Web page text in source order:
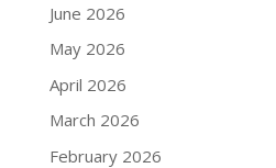
June 2026
May 2026
April 2026
March 2026
February 2026